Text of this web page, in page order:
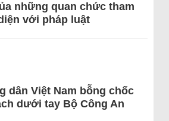
những quan chức tham
với pháp luật
dân Việt Nam bỗng chốc
dưới tay Bộ Công An